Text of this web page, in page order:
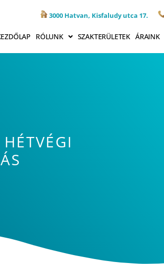
3000 Hatvan, Kisfaludy utca 17.
RÓLUNK SZAKTERÜLETEK ÁRAINK